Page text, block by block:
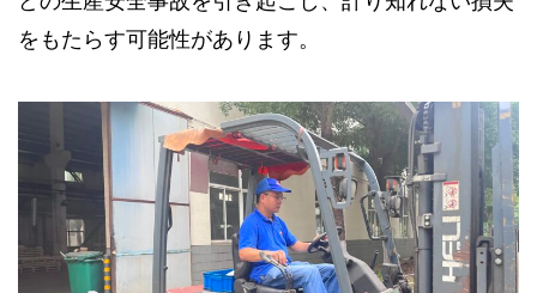
をもたらす可能性があります。